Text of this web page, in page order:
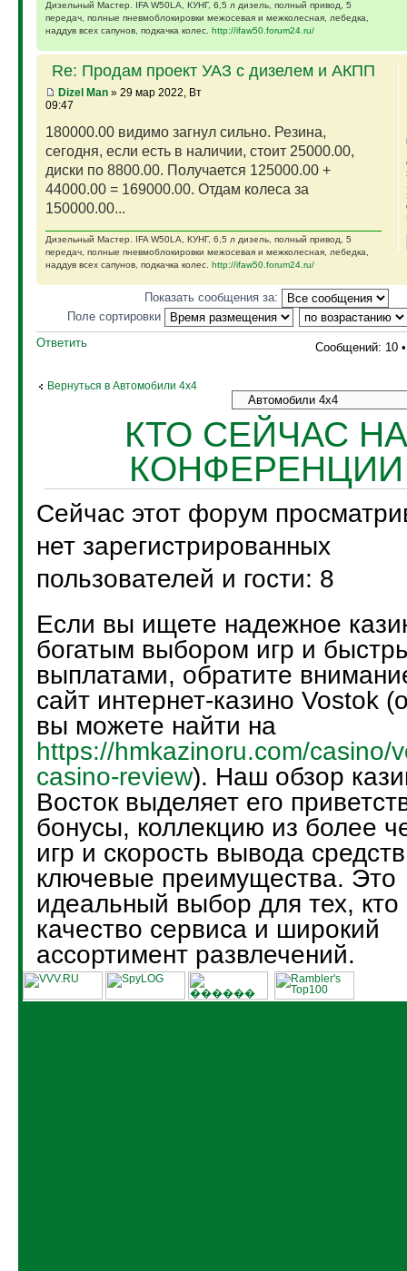
Дизельный Мастер. IFA W50LA, КУНГ, 6,5 л дизель, полный привод, 5
передач, полные пневмоблокировки межосевая и межколесная, лебедка,
наддув всех сапунов, подкачка колес. http://ifaw50.forum24.ru/
Re: Продам проект УАЗ с дизелем и АКПП
Dizel Man» 29 мар 2022, Вт
09:47
180000.00 видимо загнул сильно. Резина,
сегодня, если есть в наличии, стоит 25000.00,
диски по 8800.00. Получается 125000.00 +
44000.00 = 169000.00. Отдам колеса за
150000.00...
Дизельный Мастер. IFA W50LA, КУНГ, 6,5 л дизель, полный привод, 5
передач, полные пневмоблокировки межосевая и межколесная, лебедка,
наддув всех сапунов, подкачка колес. http://ifaw50.forum24.ru/
Показать сообщения за:
Поле сортировки
Ответить
Сообщений: 10
Вернуться в Автомобили 4х4
КТО СЕЙЧАС
КОНФЕРЕНЦИИ
Сейчас этот форум
нет зарегистрированных
пользователей и гости: 8
Если вы ищете надежное
богатым выбором игр и
выплатами, обратите
сайт интернет-казино Vostok
вы можете найти на
https://hmkazinoru.com/casino/
casino-review). Наш обзор
Восток выделяет его
бонусы, коллекцию из более
игр и скорость вывода
ключевые преимущества. Это
идеальный выбор для тех, кто
качество сервиса и широкий
ассортимент развлечений.